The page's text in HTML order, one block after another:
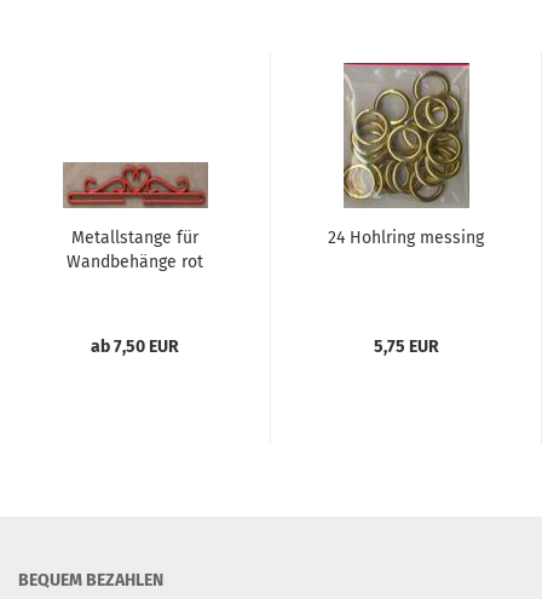
Metallstange für
Wandbehänge rot
ab 7,50 EUR
24 Hohlring messing
5,75 EUR
BEQUEM BEZAHLEN